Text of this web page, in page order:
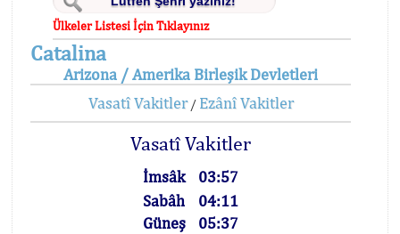
Ülkeler Listesi İçin Tıklayınız
Catalina
Arizona / Amerika Birleşik Devletleri
Vasatî Vakitler/ Ezânî Vakitler
Vasatî Vakitler
İmsâk
03:57
Sabâh
04:11
Güneş
05:37